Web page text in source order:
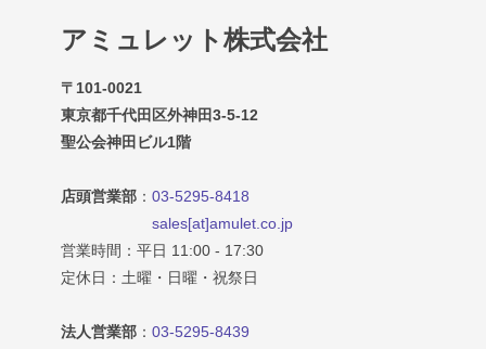
アミュレット株式会社
〒101-0021
東京都千代田区外神田3-5-12
聖公会神田ビル1階
店頭営業部 ： 03-5295-8418
sales[at]amulet.co.jp
営業時間：平日 11:00 - 17:30
定休日：土曜・日曜・祝祭日
法人営業部 ： 03-5295-8439